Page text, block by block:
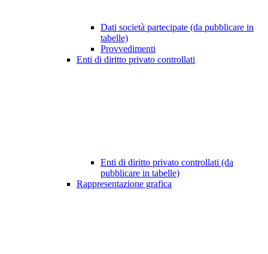
Dati società partecipate (da pubblicare in
tabelle)
Provvedimenti
Enti di diritto privato controllati
Enti di diritto privato controllati (da
pubblicare in tabelle)
Rappresentazione grafica